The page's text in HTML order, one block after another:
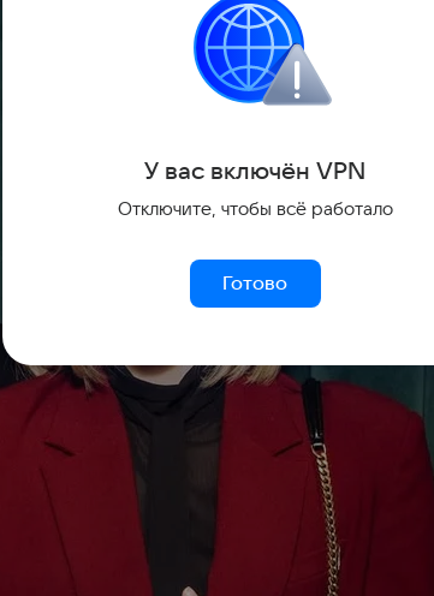
У вас включён VPN
Отключите, чтобы всё работало
Готово